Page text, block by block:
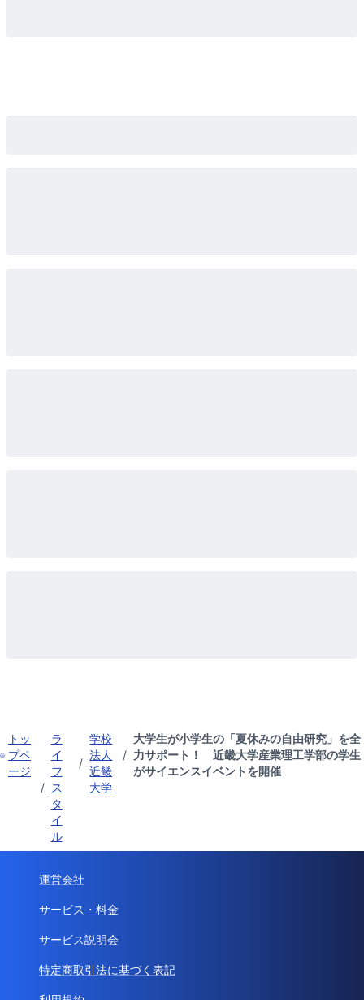
トッ
プペ
ージ
/
ラ
イ
フ
ス
タ
イ
ル
/
学校
法人
近畿
大学
/
大学生が小学生の「夏休みの自由研究」を全
力サポート！ 近畿大学産業理工学部の学生
がサイエンスイベントを開催
運営会社
サービス・料金
サービス説明会
特定商取引法に基づく表記